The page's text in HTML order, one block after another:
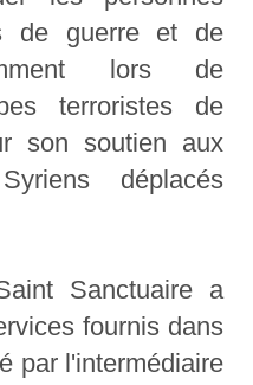
de guerre et de
lors de
terroristes de
son soutien aux
déplacés
Sanctuaire a
fournis dans
par l'intermédiaire